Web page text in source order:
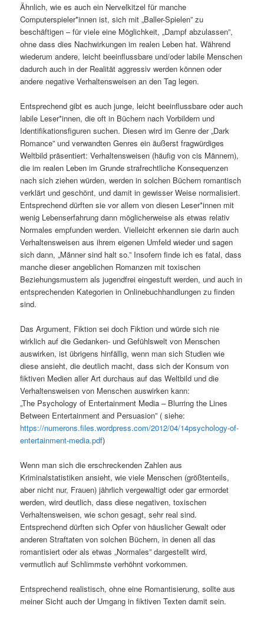
Ähnlich, wie es auch ein Nervelkitzel für manche
Computerspieler*innen ist, sich mit „Baller-Spielen” zu
beschäftigen – für viele eine Möglichkeit, „Dampf abzulassen”,
ohne dass dies Nachwirkungen im realen Leben hat. Während
wiederum andere, leicht beeinflussbare und/oder labile Menschen
dadurch auch in der Realität aggressiv werden können oder
andere negative Verhaltensweisen an den Tag legen.
Entsprechend gibt es auch junge, leicht beeinflussbare oder auch
labile Leser*innen, die oft in Büchern nach Vorbildern und
Identifikationsfiguren suchen. Diesen wird im Genre der „Dark
Romance” und verwandten Genres ein äußerst fragwürdiges
Weltbild präsentiert: Verhaltensweisen (häufig von cis Männern),
die im realen Leben im Grunde strafrechtliche Konsequenzen
nach sich ziehen würden, werden in solchen Büchern romantisch
verklärt und geschönt, und damit in gewisser Weise normalisiert.
Entsprechend dürften sie vor allem von diesen Leser*innen mit
wenig Lebenserfahrung dann möglicherweise als etwas relativ
Normales empfunden werden. Vielleicht erkennen sie darin auch
Verhaltensweisen aus ihrem eigenen Umfeld wieder und sagen
sich dann, „Männer sind halt so.” Insofern finde ich es fatal, dass
manche dieser angeblichen Romanzen mit toxischen
Beziehungsmustern als jugendfrei eingestuft werden, und auch in
entsprechenden Kategorien in Onlinebuchhandlungen zu finden
sind.
Das Argument, Fiktion sei doch Fiktion und würde sich nie
wirklich auf die Gedanken- und Gefühlswelt von Menschen
auswirken, ist übrigens hinfällig, wenn man sich Studien wie
diese ansieht, die deutlich macht, dass sich der Konsum von
fiktiven Medien aller Art durchaus auf das Weltbild und die
Verhaltensweisen von Menschen auswirken kann:
„The Psychology of Entertainment Media – Blurring the Lines
Between Entertainment and Persuasion” ( siehe:
https://numerons.files.wordpress.com/2012/04/14psychology-of-
entertainment-media.pdf)
Wenn man sich die erschreckenden Zahlen aus
Kriminalstatistiken ansieht, wie viele Menschen (größtenteils,
aber nicht nur, Frauen) jährlich vergewaltigt oder gar ermordet
werden, wird deutlich, dass diese negativen, toxischen
Verhaltensweisen, wie schon gesagt, sehr real sind.
Entsprechend dürften sich Opfer von häuslicher Gewalt oder
anderen Straftaten von solchen Büchern, in denen all das
romantisiert oder als etwas „Normales” dargestellt wird,
vermutlich auf Schlimmste verhöhnt vorkommen.
Entsprechend realistisch, ohne eine Romantisierung, sollte aus
meiner Sicht auch der Umgang in fiktiven Texten damit sein.